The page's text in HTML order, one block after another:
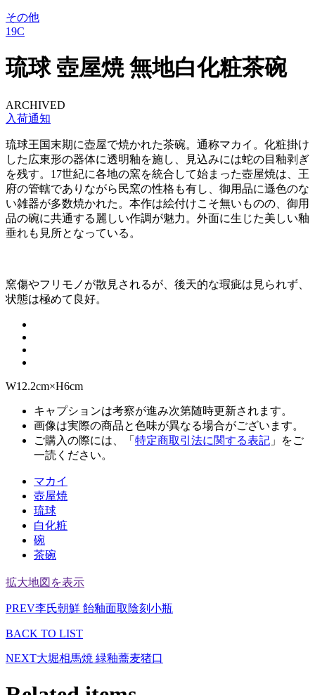
その他
19C
琉球 壺屋焼 無地白化粧茶碗
ARCHIVED
入荷通知
琉球王国末期に壺屋で焼かれた茶碗。通称マカイ。化粧掛け
した広東形の器体に透明釉を施し、見込みには蛇の目釉剥ぎ
を残す。17世紀に各地の窯を統合して始まった壺屋焼は、王
府の管轄でありながら民窯の性格も有し、御用品に遜色のな
い雑器が多数焼かれた。本作は絵付けこそ無いものの、御用
品の碗に共通する麗しい作調が魅力。外面に生じた美しい釉
垂れも見所となっている。
窯傷やフリモノが散見されるが、後天的な瑕疵は見られず、
状態は極めて良好。
W12.2cm×H6cm
キャプションは考察が進み次第随時更新されます。
画像は実際の商品と色味が異なる場合がございます。
ご購入の際には、「 特定商取引法に関する表記 」をご
一読ください。
マカイ
壺屋焼
琉球
白化粧
碗
茶碗
拡大地図を表示
PREV李氏朝鮮 飴釉面取陰刻小瓶
BACK TO LIST
NEXT大堀相馬焼 緑釉蕎麦猪口